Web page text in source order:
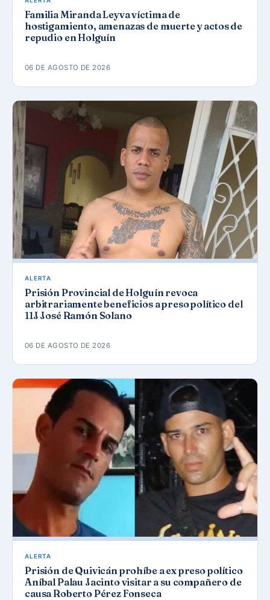
Familia Miranda Leyva víctima de
hostigamiento, amenazas de muerte y actos de
repudio en Holguín
06 DE AGOSTO DE 2026
ALERTA
Prisión Provincial de Holguín revoca
arbitrariamente beneficios a preso político del
11J José Ramón Solano
06 DE AGOSTO DE 2026
ALERTA
Prisión de Quivicán prohíbe a ex preso político
Aníbal Palau Jacinto visitar a su compañero de
causa Roberto Pérez Fonseca